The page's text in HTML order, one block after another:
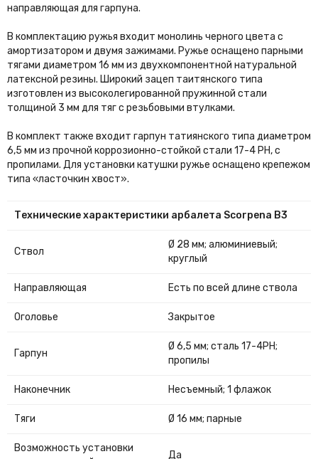
направляющая для гарпуна.
В комплектацию ружья входит монолинь черного цвета с
амортизатором и двумя зажимами. Ружье оснащено парными
тягами диаметром 16 мм из двухкомпонентной натуральной
латексной резины. Широкий зацеп таитянского типа
изготовлен из высоколегированной пружинной стали
толщиной 3 мм для тяг с резьбовыми втулками.
В комплект также входит гарпун татиянского типа диаметром
6,5 мм из прочной коррозионно-стойкой стали 17-4 PH, с
пропилами. Для установки катушки ружье оснащено крепежом
типа «ласточкин хвост».
Технические характеристики арбалета Scorpena B3
Ствол
Ø 28 мм; алюминиевый;
круглый
Направляющая Есть по всей длине ствола
Оголовье Закрытое
Гарпун
Ø 6,5 мм; сталь 17-4PH;
пропилы
Наконечник Несъемный; 1 флажок
Тяги Ø 16 мм; парные
Возможность установки
Да